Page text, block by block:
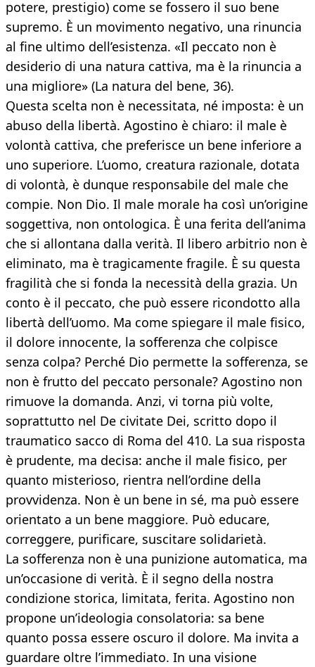
potere, prestigio) come se fossero il suo bene
supremo. È un movimento negativo, una rinuncia
al fine ultimo dell’esistenza. «Il peccato non è
desiderio di una natura cattiva, ma è la rinuncia a
una migliore» (La natura del bene, 36).
Questa scelta non è necessitata, né imposta: è un
abuso della libertà. Agostino è chiaro: il male è
volontà cattiva, che preferisce un bene inferiore a
uno superiore. L’uomo, creatura razionale, dotata
di volontà, è dunque responsabile del male che
compie. Non Dio. Il male morale ha così un’origine
soggettiva, non ontologica. È una ferita dell’anima
che si allontana dalla verità. Il libero arbitrio non è
eliminato, ma è tragicamente fragile. È su questa
fragilità che si fonda la necessità della grazia. Un
conto è il peccato, che può essere ricondotto alla
libertà dell’uomo. Ma come spiegare il male fisico,
il dolore innocente, la sofferenza che colpisce
senza colpa? Perché Dio permette la sofferenza, se
non è frutto del peccato personale? Agostino non
rimuove la domanda. Anzi, vi torna più volte,
soprattutto nel De civitate Dei, scritto dopo il
traumatico sacco di Roma del 410. La sua risposta
è prudente, ma decisa: anche il male fisico, per
quanto misterioso, rientra nell’ordine della
provvidenza. Non è un bene in sé, ma può essere
orientato a un bene maggiore. Può educare,
correggere, purificare, suscitare solidarietà.
La sofferenza non è una punizione automatica, ma
un’occasione di verità. È il segno della nostra
condizione storica, limitata, ferita. Agostino non
propone un’ideologia consolatoria: sa bene
quanto possa essere oscuro il dolore. Ma invita a
guardare oltre l’immediato. In una visione